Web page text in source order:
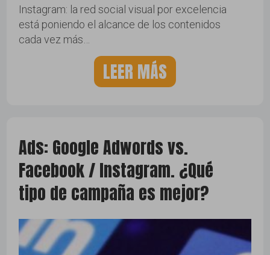
Instagram: la red social visual por excelencia
está poniendo el alcance de los contenidos
cada vez más…
LEER MÁS
Ads: Google Adwords vs.
Facebook / Instagram. ¿Qué
tipo de campaña es mejor?